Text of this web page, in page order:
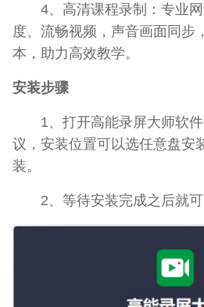
4、高清课程录制：专业网
度、流畅视频，声音画面同步
本，助力高效教学。
安装步骤
1、打开高能录屏大师软件
议，安装位置可以选任意盘安
装。
2、等待安装完成之后就可